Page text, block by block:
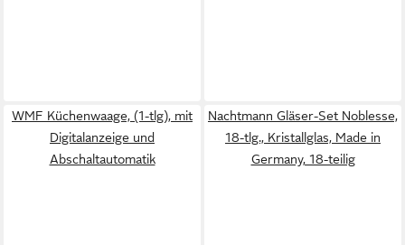
WMF Küchenwaage, (1-tlg), mit
Digitalanzeige und
Abschaltautomatik
Nachtmann Gläser-Set Noblesse,
18-tlg., Kristallglas, Made in
Germany, 18-teilig